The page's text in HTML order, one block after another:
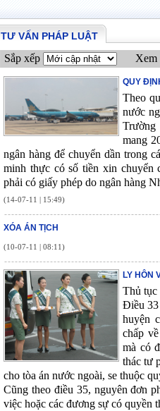
TƯ VẤN PHÁP LUẬT
Sắp xếp Xem
QUY
Theo
nước
mang
ngân hàng để chuyển dần trong
minh thực có số tiền xin chuyển
phải có giấy phép do ngân hàng
(14-07-11 | 15:49)
XÓA ÁN TỊCH
(10-07-11 | 08:11)
LY HÔN
Thủ tục
Điều 33
huyện
chấp
mà có
thác tư
cho tòa án nước ngoài, se thuộc
Cũng theo điều 35, nguyên đơn
việc hoặc các đương sự có quyền